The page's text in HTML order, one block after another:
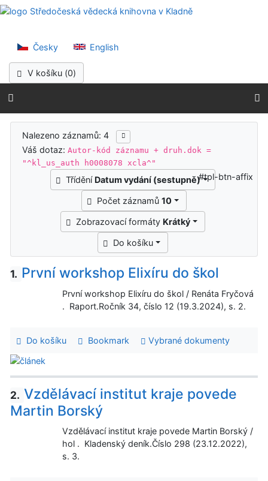
Přejít na obsah
Přejít na menu
Česky English
V košíku (0)
Výsledky vyhledávání
Nalezeno záznamů: 4
Váš dotaz:Autor-kód záznamu + druh.dok =
"^kl_us_auth h0008078 xcla^"
Třídění Datum vydání (sestupně)
Počet záznamů 10
Zobrazovací formáty Krátký
Do košíku
#tpl-btn-affix
1. První workshop Elixíru do škol
První workshop Elixíru do škol / Renáta Fryčová
. Raport.Ročník 34, číslo 12 (19.3.2024), s. 2.
Do košíku Bookmark Vybrané dokumenty
2. Vzdělávací institut kraje povede
Martin Borský
Vzdělávací institut kraje povede Martin Borský /
hol . Kladenský deník.Číslo 298 (23.12.2022),
s. 3.